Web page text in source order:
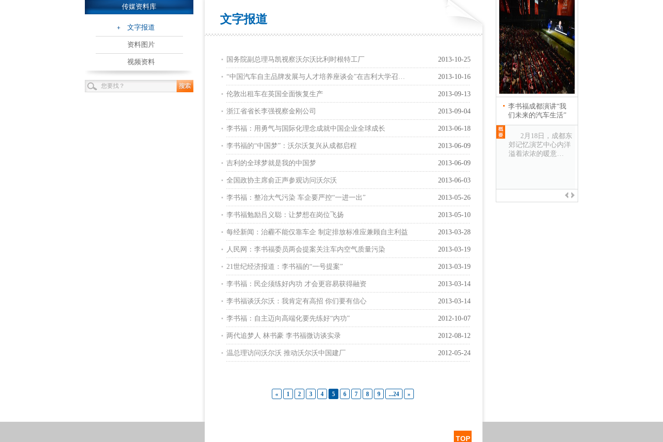
传媒资料库
文字报道
资料图片
视频资料
文字报道
国务院副总理马凯视察沃尔沃比利时根特工厂 2013-10-25
“中国汽车自主品牌发展与人才培养座谈会”在吉利大学召… 2013-10-16
伦敦出租车在英国全面恢复生产 2013-09-13
浙江省省长李强视察金刚公司 2013-09-04
李书福：用勇气与国际化理念成就中国企业全球成长 2013-06-18
李书福的“中国梦”：沃尔沃复兴从成都启程 2013-06-09
吉利的全球梦就是我的中国梦 2013-06-09
全国政协主席俞正声参观访问沃尔沃 2013-06-03
李书福：整冶大气污染 车企要严控“一进一出” 2013-05-26
李书福勉励吕义聪：让梦想在岗位飞扬 2013-05-10
每经新闻：治霾不能仅靠车企 制定排放标准应兼顾自主利益 2013-03-28
人民网：李书福委员两会提案关注车内空气质量污染 2013-03-19
21世纪经济报道：李书福的“一号提案” 2013-03-19
李书福：民企须练好内功 才会更容易获得融资 2013-03-14
李书福谈沃尔沃：我肯定有高招 你们要有信心 2013-03-14
李书福：自主迈向高端化要先练好“内功” 2012-10-07
两代追梦人 林书豪 李书福微访谈实录 2012-08-12
温总理访问沃尔沃 推动沃尔沃中国建厂 2012-05-24
« 1 2 3 4 5 6 7 8 9 ...24 »
李书福成都演讲“我
们未来的汽车生活”
2月18日，成都东
郊记忆演艺中心内洋
溢着浓浓的暖意…
TOP